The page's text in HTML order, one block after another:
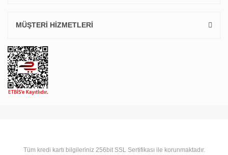
MÜŞTERİ HİZMETLERİ
Tüm kredi kartı bilgileriniz 256bit SSL Sertifikası ile korunmaktadır.